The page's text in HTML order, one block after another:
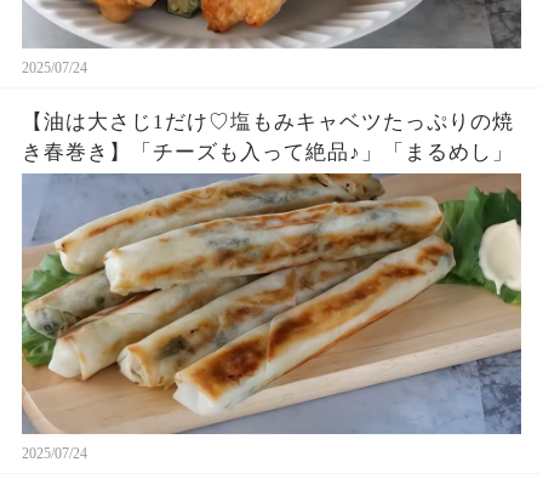
2025/07/24
【油は大さじ1だけ♡塩もみキャベツたっぷりの焼
き春巻き】「チーズも入って絶品♪」「まるめし」
2025/07/24